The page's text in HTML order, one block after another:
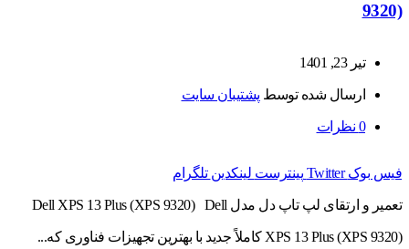
9320)
تیر 23, 1401
ارسال شده توسط پشتیبان سایت
0 نظرات
فیس بوک Twitter پینترست لینکدین تلگرام
تعمیر و ارتقای لپ تاپ دل مدل Dell XPS 13 Plus (XPS 9320) Dell
XPS 13 Plus (XPS 9320) کاملاً جدید با بهترین تجهیزات فناوری که...